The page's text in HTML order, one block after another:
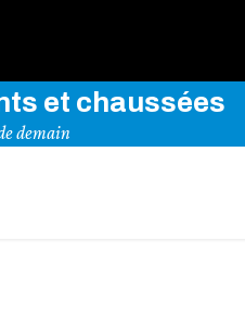
et chaussées
demain